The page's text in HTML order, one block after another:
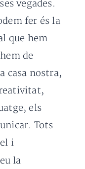
vegades.
fer és la
que hem
de
casa nostra,
els
Tots
i
la